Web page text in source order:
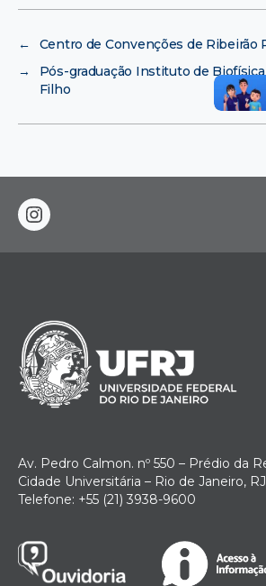
←
Centro de Convenções de Ribeirão
→
Pós-graduação Instituto de Biofísica
Filho
instagram
Av. Pedro Calmon. nº 550 – Prédio da
Cidade Universitária – Rio de Janeiro,
Telefone: +55 (21) 3938-9600